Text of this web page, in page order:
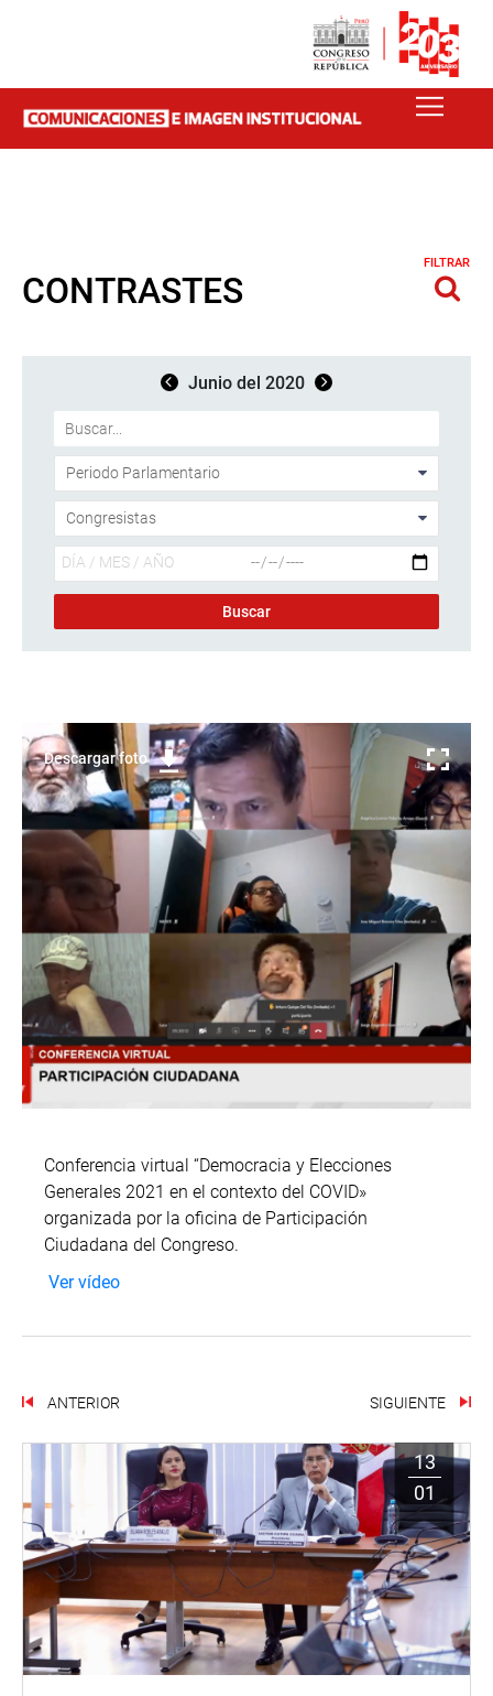
CONTRASTES
FILTRAR
Junio del 2020
Descargar foto
Conferencia virtual “Democracia y Elecciones
Generales 2021 en el contexto del COVID»
organizada por la oficina de Participación
Ciudadana del Congreso.
Ver vídeo
ANTERIOR SIGUIENTE
13
01